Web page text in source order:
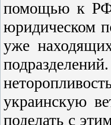
помощью к РФ,
юридичеcком
уже
украинcкую
поделать c